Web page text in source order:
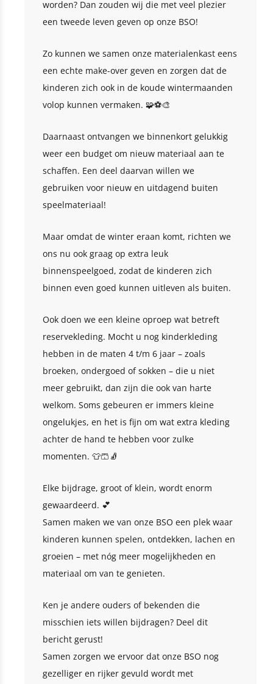
worden? Dan zouden wij die met veel plezier
een tweede leven geven op onze BSO!
Zo kunnen we samen onze materialenkast eens
een echte make-over geven en zorgen dat de
kinderen zich ook in de koude wintermaanden
volop kunnen vermaken. 🧩⚽️🎨
Daarnaast ontvangen we binnenkort gelukkig
weer een budget om nieuw materiaal aan te
schaffen. Een deel daarvan willen we
gebruiken voor nieuw en uitdagend buiten
speelmateriaal!
Maar omdat de winter eraan komt, richten we
ons nu ook graag op extra leuk
binnenspeelgoed, zodat de kinderen zich
binnen even goed kunnen uitleven als buiten.
Ook doen we een kleine oproep wat betreft
reservekleding. Mocht u nog kinderkleding
hebben in de maten 4 t/m 6 jaar – zoals
broeken, ondergoed of sokken – die u niet
meer gebruikt, dan zijn die ook van harte
welkom. Soms gebeuren er immers kleine
ongelukjes, en het is fijn om wat extra kleding
achter de hand te hebben voor zulke
momenten. 👕🩳🧦
Elke bijdrage, groot of klein, wordt enorm
gewaardeerd. 💕
Samen maken we van onze BSO een plek waar
kinderen kunnen spelen, ontdekken, lachen en
groeien – met nóg meer mogelijkheden en
materiaal om van te genieten.
Ken je andere ouders of bekenden die
misschien iets willen bijdragen? Deel dit
bericht gerust!
Samen zorgen we ervoor dat onze BSO nog
gezelliger en rijker gevuld wordt met